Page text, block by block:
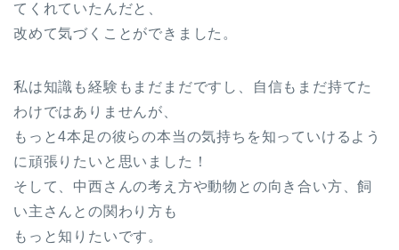
てくれていたんだと、
改めて気づくことができました。
私は知識も経験もまだまだですし、自信もまだ持てた
わけではありませんが、
もっと4本足の彼らの本当の気持ちを知っていけるよう
に頑張りたいと思いました！
そして、中西さんの考え方や動物との向き合い方、飼
い主さんとの関わり方も
もっと知りたいです。